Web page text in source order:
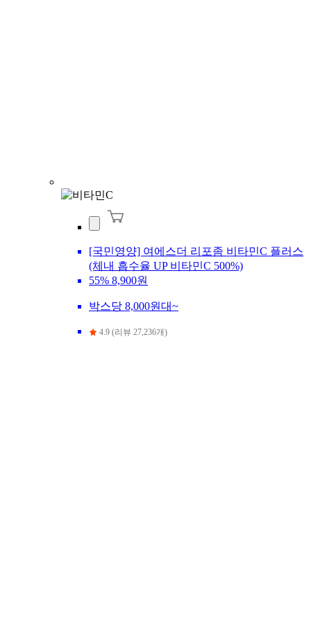
[국민영양] 여에스더 리포좀 비타민C 플러스
(체내 흡수율 UP 비타민C 500%)
55% 8,900원
박스당 8,000원대~
4.9 (리뷰 27,236개)